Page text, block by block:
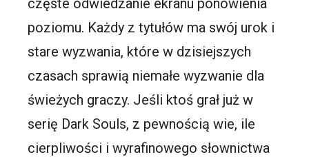
poziomu. Każdy z tytułów ma swój urok i
stare wyzwania, które w dzisiejszych
czasach sprawią niemałe wyzwanie dla
świeżych graczy. Jeśli ktoś grał już w
serię Dark Souls, z pewnością wie, ile
cierpliwości i wyrafinowego słownictwa